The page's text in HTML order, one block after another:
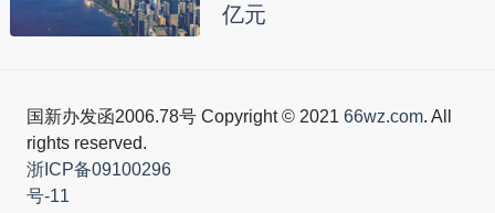
亿元
国新办发函2006.78号 Copyright © 2021 66wz.com. All
rights reserved.
浙ICP备09100296
号-11